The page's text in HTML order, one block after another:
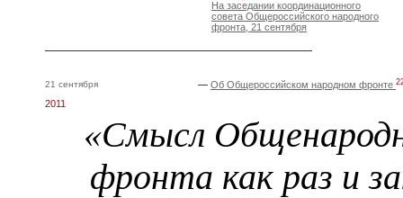
На заседании координационного
совета Общероссийского народного
фронта, 21 сентября
21 сентября
2011
— Об Общероссийском народном фронте
«Смысл
фронта как раз и